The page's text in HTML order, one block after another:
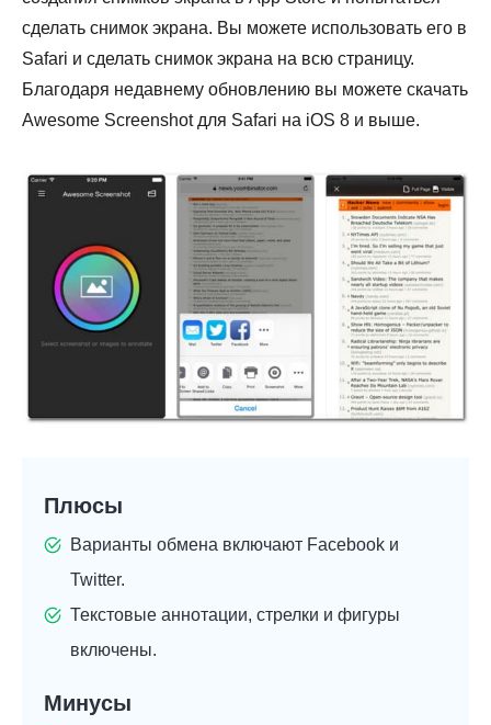
сделать снимок экрана. Вы можете использовать его в
Safari и сделать снимок экрана на всю страницу.
Благодаря недавнему обновлению вы можете скачать
Awesome Screenshot для Safari на iOS 8 и выше.
Плюсы
Варианты обмена включают Facebook и
Twitter.
Текстовые аннотации, стрелки и фигуры
включены.
Минусы